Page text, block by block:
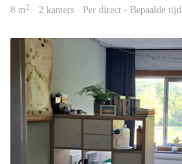
8 m2 · 2 kamers · Per direct - Bepaalde tijd